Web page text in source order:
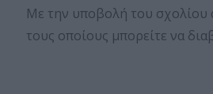
Με την υποβολή του σχολίου
τους οποίους μπορείτε να